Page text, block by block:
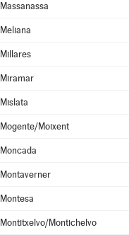
Massanassa
Meliana
Millares
Miramar
Mislata
Mogente/Moixent
Moncada
Montaverner
Montesa
Montitxelvo/Montichelvo